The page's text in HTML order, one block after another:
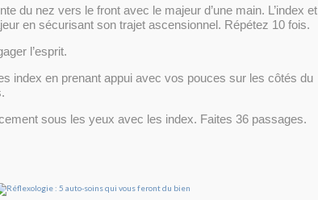
du nez vers le front avec le majeur d’une main. L’index et
en sécurisant son trajet ascensionnel. Répétez 10 fois.
l’esprit.
index en prenant appui avec vos pouces sur les côtés du
sous les yeux avec les index. Faites 36 passages.